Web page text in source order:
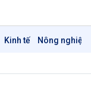
Kinh tế Nông nghiệp